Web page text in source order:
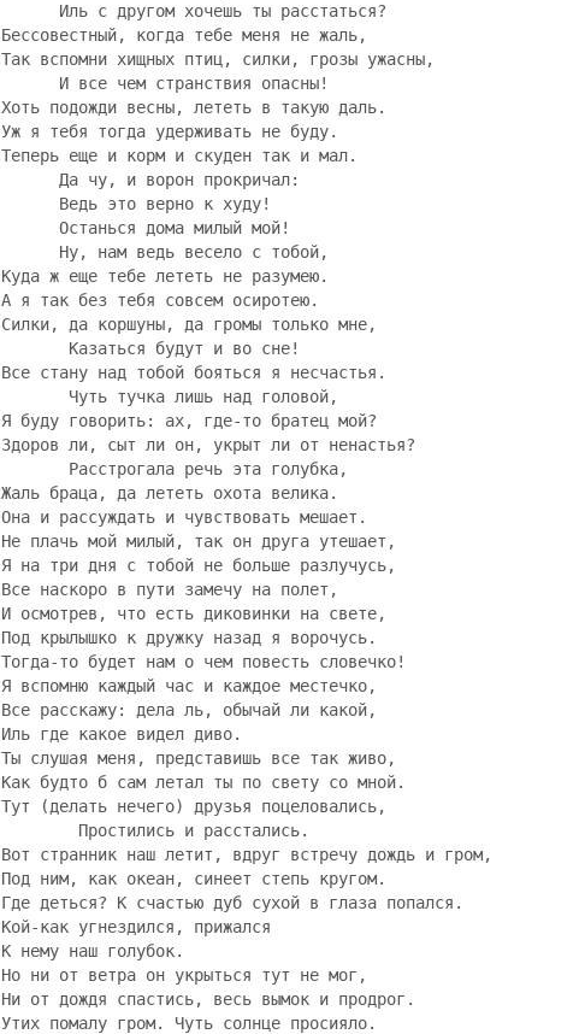
      Иль с другом хочешь ты расстаться?
Бессовестный, когда тебе меня не жаль,
Так вспомни хищных птиц, силки, грозы ужасны,
      И все чем странствия опасны!
Хоть подожди весны, лететь в такую даль.
Уж я тебя тогда удерживать не буду.
Теперь еще и корм и скуден так и мал.
      Да чу, и ворон прокричал:
      Ведь это верно к худу!
      Останься дома милый мой!
      Ну, нам ведь весело с тобой,
Куда ж еще тебе лететь не разумею.
А я так без тебя совсем осиротею.
Силки, да коршуны, да громы только мне,
       Казаться будут и во сне!
Все стану над тобой бояться я несчастья.
       Чуть тучка лишь над головой,
Я буду говорить: ах, где-то братец мой?
Здоров ли, сыт ли он, укрыт ли от ненастья?
       Расстрогала речь эта голубка,
Жаль браца, да лететь охота велика.
Она и рассуждать и чувствовать мешает.
Не плачь мой милый, так он друга утешает,
Я на три дня с тобой не больше разлучусь,
Все наскоро в пути замечу на полет,
И осмотрев, что есть диковинки на свете,
Под крылышко к дружку назад я ворочусь.
Тогда-то будет нам о чем повесть словечко!
Я вспомню каждый час и каждое местечко,
Все расскажу: дела ль, обычай ли какой,
Иль где какое видел диво.
Ты слушая меня, представишь все так живо,
Как будто б сам летал ты по свету со мной.
Тут (делать нечего) друзья поцеловались,
        Простились и расстались.
Вот странник наш летит, вдруг встречу дождь и гром,
Под ним, как океан, синеет степь кругом.
Где деться? К счастью дуб сухой в глаза попался.
Кой-как угнездился, прижался
К нему наш голубок.
Но ни от ветра он укрыться тут не мог,
Ни от дождя спастись, весь вымок и продрог.
Утих помалу гром. Чуть солнце просияло.